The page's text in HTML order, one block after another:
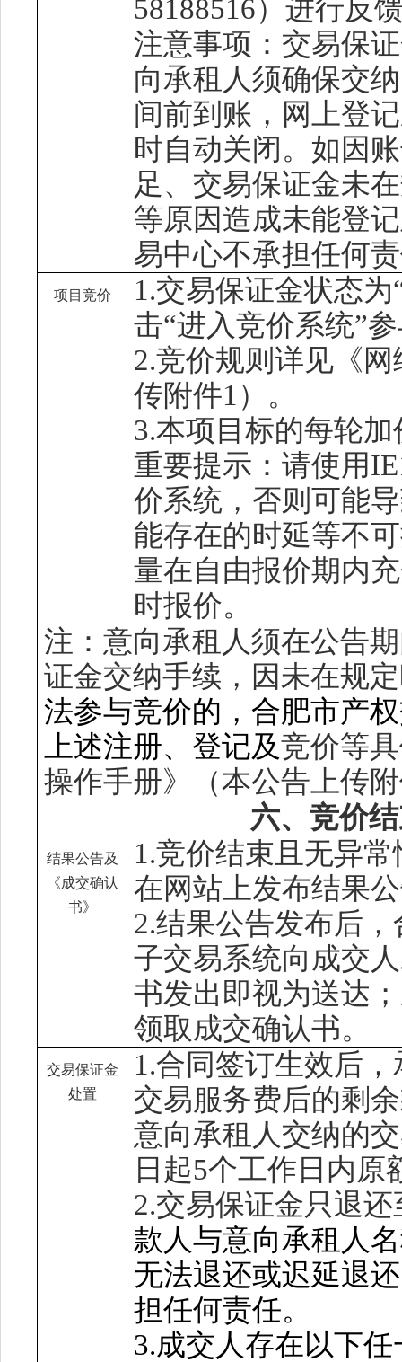
58188516）进行反
注意事项： 交易保
向承租人须确保交纳
间前到账，网上登
时自动关闭。如因
足、 交易保证金未
等原因造成未能登
易中心不承担任何
项目竞价 1.交易保证金状态为
击“进入竞价系统”
2.竞价规则详见 《
传附件1） 。
3.本项目标的每轮加
重要提示：请使用
价系统，否则可能
能存在的时延等不可
量在自由报价期内
时报价。
注：意向承租人须在公告
证金交纳手续， 因未在规
法参与竞价的，合肥市产
上述注册、登记及竞价等
操作手册》
（本公告上传
六、竞价
结果公告及
《成交确认
书》
1.竞价结束且无异
在网站上发布结果
2.结果公告发布后，
子交易系统向 成交人
书发出即视为送达 ；
领取成交确认书。
交易保证金
处置
1.合同签订生效后
交易服务费后的剩
意向承租人交纳的
日起5个工作日内原
2.交易保证金只退
款人与意向承租人
无法退还或迟延退
担任何责任。
3.成交人存在以下